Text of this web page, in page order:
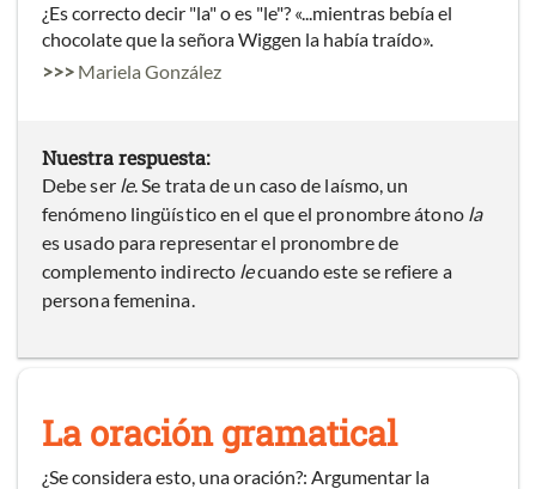
¿Es correcto decir "la" o es "le"? «...mientras bebía el
chocolate que la señora Wiggen la había traído».
>>> Mariela González
Nuestra respuesta:
Debe ser le. Se trata de un caso de laísmo, un
fenómeno lingüístico en el que el pronombre átono la
es usado para representar el pronombre de
complemento indirecto lecuando este se refiere a
persona femenina.
La oración gramatical
¿Se considera esto, una oración?: Argumentar la